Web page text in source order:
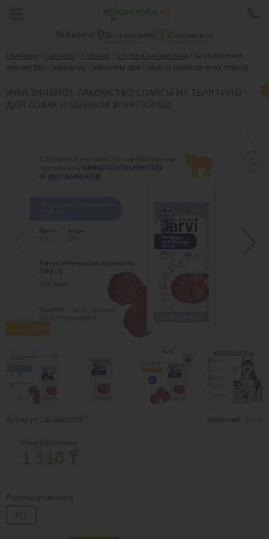
Выберите: Доставкаили
Самовывоз
Главная / Каталог / Собаки / Кости и лакомства / Jarvi вяленое
лакомство слайсы из телятины для собак и щенков всех пород
JARVI ВЯЛЕНОЕ ЛАКОМСТВО СЛАЙСЫ ИЗ ТЕЛЯТИНЫ
ДЛЯ СОБАК И ЩЕНКОВ ВСЕХ ПОРОД
Хит продаж
Артикул: ЦБ-00023587 Наличие: Есть
Ваша клубная цена:
Размер упаковки
30 г.